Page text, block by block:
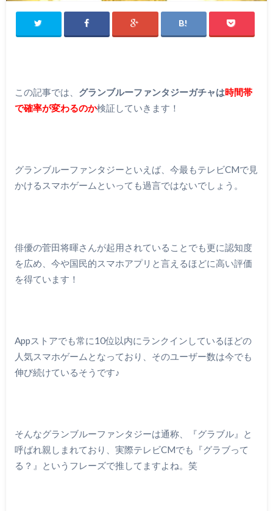
この記事では、 グランブルーファンタジーガチャは時間帯
で確率が変わるのか検証していきます！
グランブルーファンタジーといえば、今最もテレビCMで見
かけるスマホゲームといっても過言ではないでしょう。
俳優の菅田将暉さんが起用されていることでも更に認知度
を広め、今や国民的スマホアプリと言えるほどに高い評価
を得ています！
Appストアでも常に10位以内にランクインしているほどの
人気スマホゲームとなっており、そのユーザー数は今でも
伸び続けているそうです♪
そんなグランブルーファンタジーは通称、『グラブル』と
呼ばれ親しまれており、実際テレビCMでも『グラブって
る？』というフレーズで推してますよね。笑